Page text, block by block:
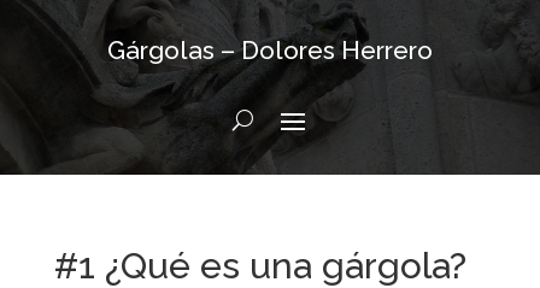
Gárgolas – Dolores Herrero
#1 ¿Qué es una gárgola?